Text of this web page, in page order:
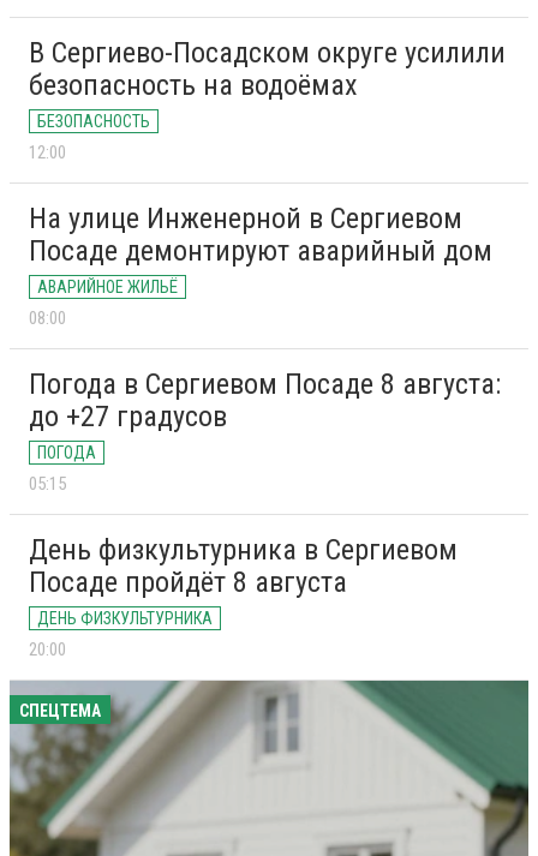
В Сергиево-Посадском округе усилили
безопасность на водоёмах
БЕЗОПАСНОСТЬ
12:00
На улице Инженерной в Сергиевом
Посаде демонтируют аварийный дом
АВАРИЙНОЕ ЖИЛЬЁ
08:00
Погода в Сергиевом Посаде 8 августа:
до +27 градусов
ПОГОДА
05:15
День физкультурника в Сергиевом
Посаде пройдёт 8 августа
ДЕНЬ ФИЗКУЛЬТУРНИКА
20:00
СПЕЦТЕМА